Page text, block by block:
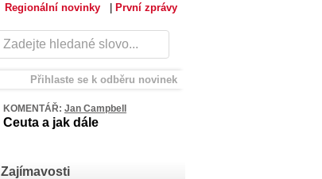
Regionální novinky První zprávy
Přihlaste se k odběru novinek
KOMENTÁŘ: Jan Campbell
Ceuta a jak dále
Zajímavosti